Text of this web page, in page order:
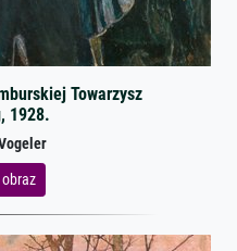
Towarzysz
1928.